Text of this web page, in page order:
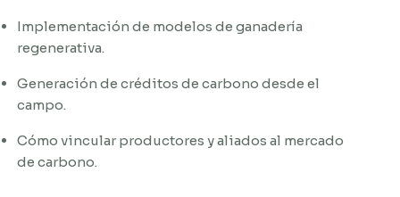
Implementación de modelos de ganadería
regenerativa.
Generación de créditos de carbono desde el
campo.
Cómo vincular productores y aliados al mercado
de carbono.